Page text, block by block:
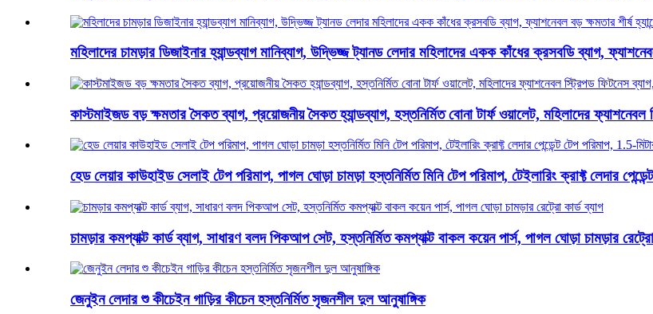
মহিলাদের চামড়ার ডিজাইনার হ্যান্ডব্যাগ মানিব্যাগ, উদ্ভিজ্জ ট্যানড লেদার মহিলাদের একক কাঁধের ক্রসবডি ব্যাগ,
কাস্টমাইজড বড় ক্ষমতার সৈকত ব্যাগ, প্রয়োজনীয় সৈকত হ্যান্ডব্যাগ, হস্তনির্মিত বোনা টার্ফ ওয়ালেট, মহিলাদের
হেড লেয়ার কাউহাইড সেলাই টেপ পরিমাপ, পাগল ঘোড়া চামড়া হস্তনির্মিত মিনি টেপ পরিমাপ, টেইলারিং ক্রাফ্ট লেদার
চামড়ার কমপ্যাক্ট কার্ড ব্যাগ, সাধারণ বলদ পিকআপ সেট, হস্তনির্মিত কমপ্যাক্ট বাকল কয়েন পার্স, পাগল ঘোড়া চামড়ার রেট্রো
জেনুইন লেদার শু কীচেইন গাড়ির কীচেন হস্তনির্মিত সৃজনশীল দুল আনুষাঙ্গিক